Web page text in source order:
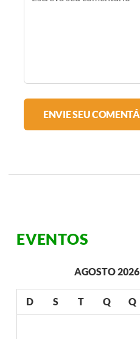
EVENTOS
AGOSTO 2026
D S T Q Q